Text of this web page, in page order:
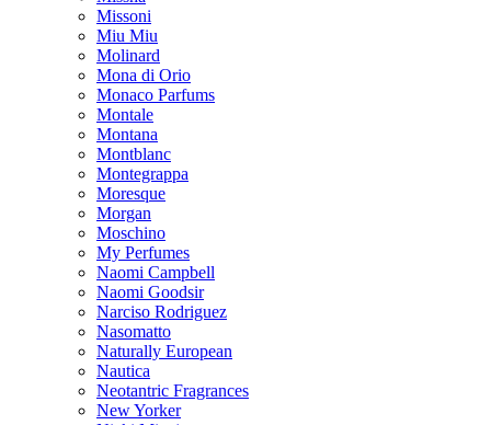
Missoni
Miu Miu
Molinard
Mona di Orio
Monaco Parfums
Montale
Montana
Montblanc
Montegrappa
Moresque
Morgan
Moschino
My Perfumes
Naomi Campbell
Naomi Goodsir
Narciso Rodriguez
Nasomatto
Naturally European
Nautica
Neotantric Fragrances
New Yorker